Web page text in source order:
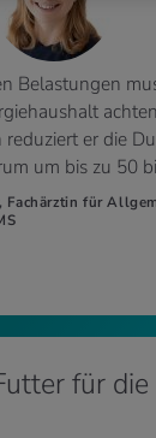
Belastungen
er die
um bis zu 50
für
für